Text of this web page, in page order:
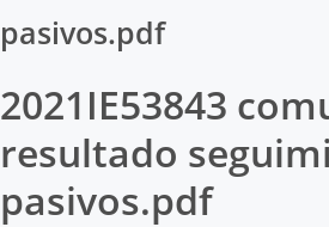
pasivos.pdf
2021IE53843
resultado
pasivos.pdf